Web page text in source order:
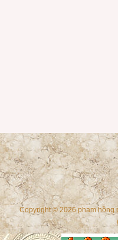
Copyright © 2026 phạm